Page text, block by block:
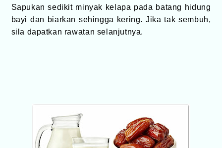
Sapukan sedikit minyak kelapa pada batang hidung
bayi dan biarkan sehingga kering. Jika tak sembuh,
sila dapatkan rawatan selanjutnya.